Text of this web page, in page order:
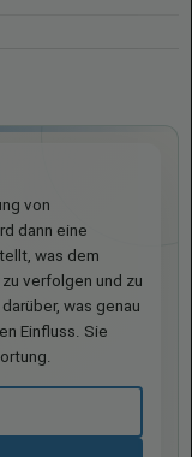
von
dann eine
was dem
verfolgen und zu
was genau
Einfluss. Sie